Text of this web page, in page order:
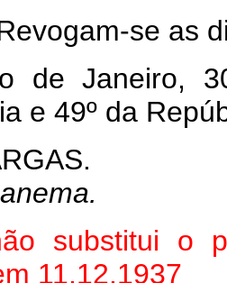
se as
30 de
e 49º da
substitui o
11.12.1937